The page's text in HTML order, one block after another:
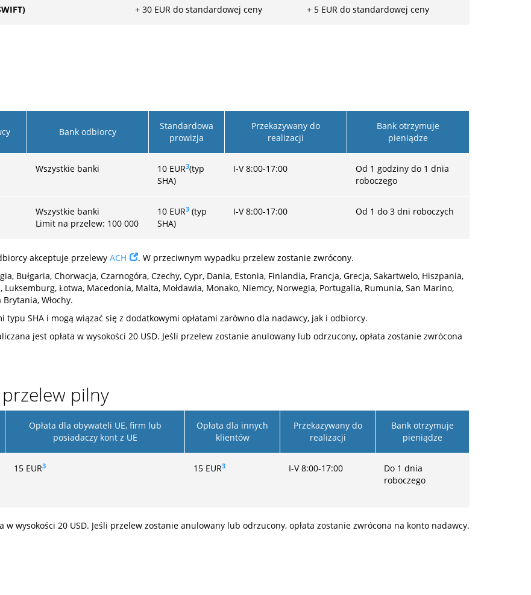
+ 30 EUR do standardowej ceny + 5 EUR do standardowej ceny
Bank odbiorcy
Standardowa
prowizja
Przekazywany do
realizacji
Bank otrzymuje
pieniądze
Wszystkie banki 10 EUR3(typ
SHA)
I-V 8:00-17:00
Od 1 godziny do 1 dnia
roboczego
Wszystkie banki
Limit na przelew: 100 000
10 EUR3 (typ
SHA)
I-V 8:00-17:00 Od 1 do 3 dni roboczych
akceptuje przelewy ACH
. W przeciwnym wypadku przelew zostanie zwrócony.
Bułgaria, Chorwacja, Czarnogóra, Czechy, Cypr, Dania, Estonia, Finlandia, Francja, Grecja, Sakartwelo, Hiszpania,
Łotwa, Macedonia, Malta, Mołdawia, Monako, Niemcy, Norwegia, Portugalia, Rumunia, San Marino,
Brytania, Włochy.
SHA i mogą wiązać się z dodatkowymi opłatami zarówno dla nadawcy, jak i odbiorcy.
jest opłata w wysokości 20 USD. Jeśli przelew zostanie anulowany lub odrzucony, opłata zostanie zwrócona
pilny
Opłata dla obywateli UE, firm lub
posiadaczy kont z UE
Opłata dla innych
klientów
Przekazywany do
realizacji
Bank otrzymuje
pieniądze
15 EUR3 15 EUR3 I-V 8:00-17:00
Do 1 dnia
roboczego
w wysokości 20 USD. Jeśli przelew zostanie anulowany lub odrzucony, opłata zostanie zwrócona na konto nadawcy.